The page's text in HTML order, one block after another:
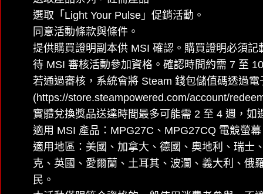
選取「Light Your Pulse」促銷活動。
同意活動條款與條件。
提供購買證明副本供 MSI 確認。購買證明必須
待 MSI 審核活動參加資格。確認時間約需 7 至
若通過審核，系統會將 Steam 錢包儲值碼透過
(https://store.steampowered.com/account/
實體兌換獎品送達時間最多可能需 2 至 4 週，如
適用 MSI 產品：MPG27C、MPG27CQ 電競螢幕
適用地區：美國、加拿大、德國、奧地利、瑞士
克、英國、愛爾蘭、土耳其、波瀾、義大利、俄
民。